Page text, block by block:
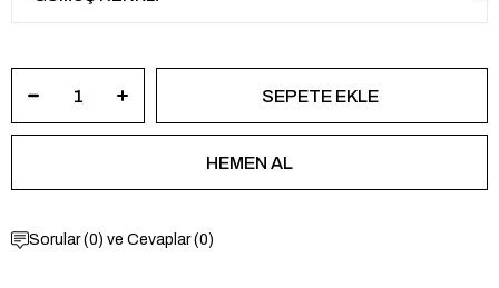
Sorular (0) ve Cevaplar (0)